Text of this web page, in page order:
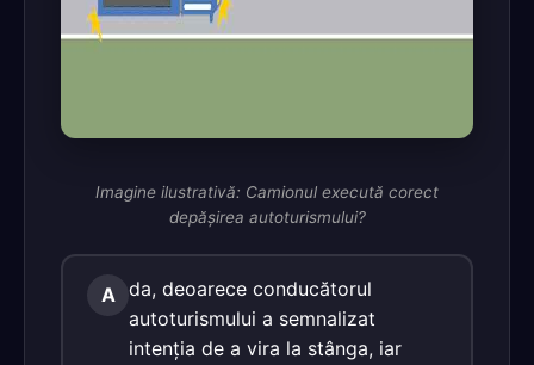
Imagine ilustrativă: Camionul execută corect
depăşirea autoturismului?
A da, deoarece conducătorul
autoturismului a semnalizat
intenţia de a vira la stânga, iar